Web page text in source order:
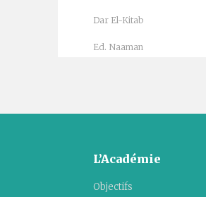
Dar El-Kitab
Ed. Naaman
L’Académie
Objectifs